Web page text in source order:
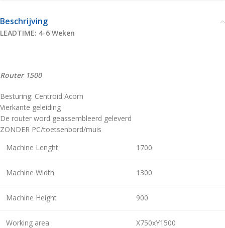
Beschrijving
LEADTIME: 4-6 Weken
Router 1500
Besturing: Centroid Acorn
Vierkante geleiding
De router word geassembleerd geleverd
ZONDER PC/toetsenbord/muis
Machine Lenght
1700
Machine Width 1300
Machine Height 900
Working area X750xY1500